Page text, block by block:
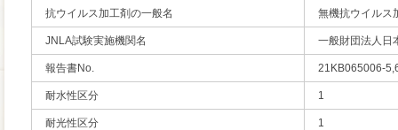
抗ウイルス加工剤の一般名 無機抗ウイルス
JNLA試験実施機関名 一般財団法人日
報告書No. 21KB065006-
耐水性区分 1
耐光性区分 1